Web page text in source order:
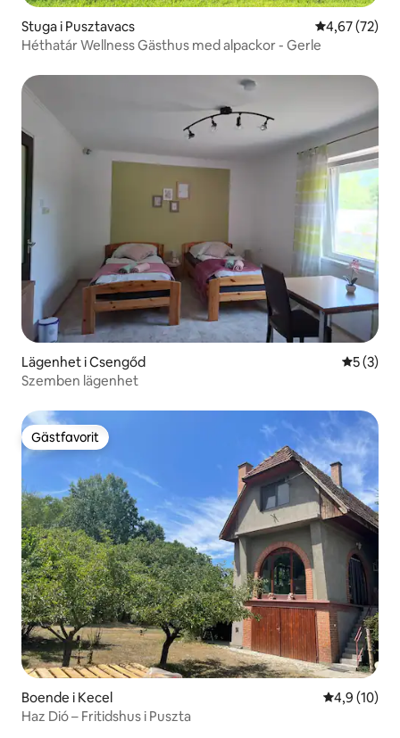
Stuga i Pusztavacs 4,67 av 5 i
4,67 (72)
Héthatár Wellness Gästhus med alpackor - Gerle
Lägenhet i Csengőd 5 av 5 i
5 (3)
Szemben lägenhet
Gästfavorit
Gästfavorit
Boende i Kecel 4,9 av 5 i
4,9 (10)
Haz Dió – Fritidshus i Puszta